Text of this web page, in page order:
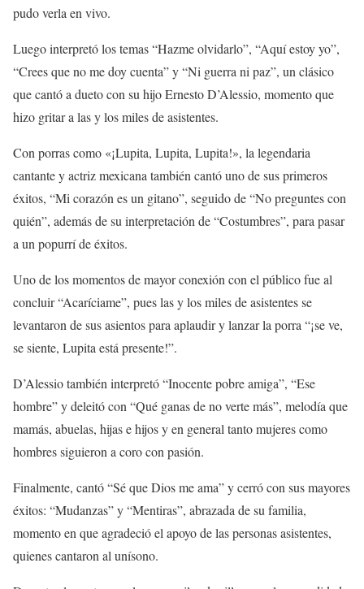
pudo verla en vivo.
Luego interpretó los temas “Hazme olvidarlo”, “Aquí estoy yo”,
“Crees que no me doy cuenta” y “Ni guerra ni paz”, un clásico
que cantó a dueto con su hijo Ernesto D’Alessio, momento que
hizo gritar a las y los miles de asistentes.
Con porras como «¡Lupita, Lupita, Lupita!», la legendaria
cantante y actriz mexicana también cantó uno de sus primeros
éxitos, “Mi corazón es un gitano”, seguido de “No preguntes con
quién”, además de su interpretación de “Costumbres”, para pasar
a un popurrí de éxitos.
Uno de los momentos de mayor conexión con el público fue al
concluir “Acaríciame”, pues las y los miles de asistentes se
levantaron de sus asientos para aplaudir y lanzar la porra “¡se ve,
se siente, Lupita está presente!”.
D’Alessio también interpretó “Inocente pobre amiga”, “Ese
hombre” y deleitó con “Qué ganas de no verte más”, melodía que
mamás, abuelas, hijas e hijos y en general tanto mujeres como
hombres siguieron a coro con pasión.
Finalmente, cantó “Sé que Dios me ama” y cerró con sus mayores
éxitos: “Mudanzas” y “Mentiras”, abrazada de su familia,
momento en que agradeció el apoyo de las personas asistentes,
quienes cantaron al unísono.